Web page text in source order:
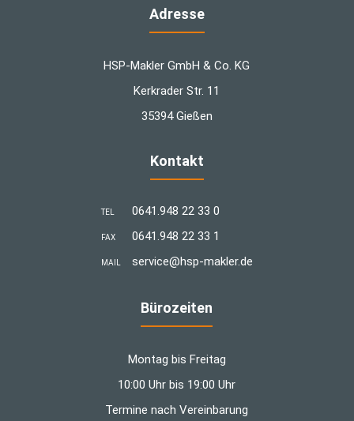
Adresse
HSP-Makler GmbH & Co. KG
Kerkrader Str. 11
35394 Gießen
Kontakt
TEL 0641.948 22 33 0
FAX 0641.948 22 33 1
MAIL ­service@hsp-makler.de
Bürozeiten
Montag bis Freitag
10:00 Uhr bis 19:00 Uhr
Termine nach Vereinbarung